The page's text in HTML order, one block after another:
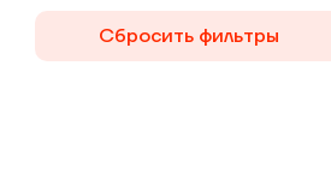
Сбросить фильтры